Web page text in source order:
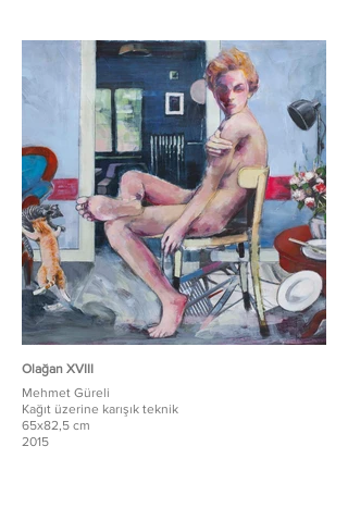
Olağan XVIII
Mehmet Güreli
Kağıt üzerine karışık teknik
65x82,5 cm
2015